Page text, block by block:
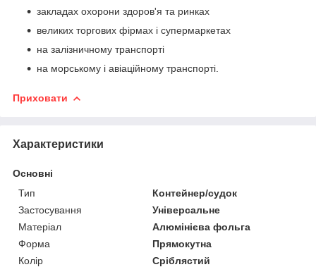
закладах охорони здоров'я та ринках
великих торгових фірмах і супермаркетах
на залізничному транспорті
на морському і авіаційному транспорті.
Приховати
Характеристики
Основні
Тип
Контейнер/судок
Застосування
Універсальне
Матеріал
Алюмінієва фольга
Форма
Прямокутна
Колір
Сріблястий